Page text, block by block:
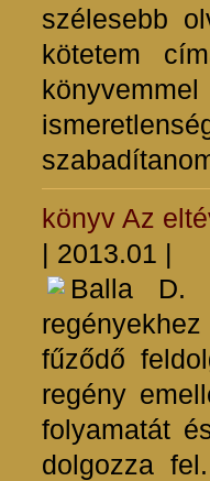
szélesebb
kötetem
könyv Az
| 2013.01 |
Balla D.
fűződő
regény
folyamatát
dolgozza